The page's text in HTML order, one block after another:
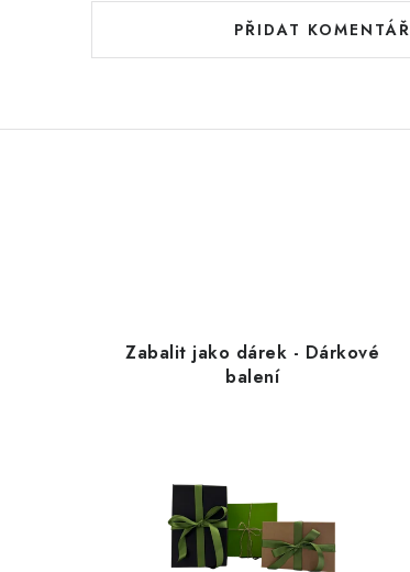
PŘIDAT KOMENTÁŘ
Zabalit jako dárek - Dárkové
balení